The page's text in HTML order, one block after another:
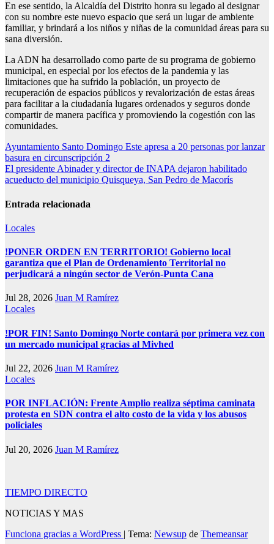
En ese sentido, la Alcaldía del Distrito honra su legado al designar
con su nombre este nuevo espacio que será un lugar de ambiente
familiar, y brindará a los niños y niñas de la comunidad áreas para su
sana diversión.
La ADN ha desarrollado como parte de su programa de gobierno
municipal, en especial por los efectos de la pandemia y las
limitaciones que ha sufrido la población, un proyecto de
recuperación de espacios públicos y revalorización de estas áreas
para facilitar a la ciudadanía lugares ordenados y seguros donde
compartir de manera pacífica y promoviendo la cogestión con las
comunidades.
Navegación
de
entradas
Ayuntamiento Santo Domingo Este apresa a 20 personas por lanzar
basura en circunscripción 2
El presidente Abinader y director de INAPA dejaron habilitado
acueducto del municipio Quisqueya, San Pedro de Macorís
Entrada relacionada
Locales
!PONER ORDEN EN TERRITORIO! Gobierno local
garantiza que el Plan de Ordenamiento Territorial no
perjudicará a ningún sector de Verón-Punta Cana
Jul 28, 2026 Juan M Ramírez
Locales
!POR FIN! Santo Domingo Norte contará por primera vez con
un mercado municipal gracias al Mivhed
Jul 22, 2026 Juan M Ramírez
Locales
POR INFLACIÓN: Frente Amplio realiza séptima caminata
protesta en SDN contra el alto costo de la vida y los abusos
policiales
Jul 20, 2026 Juan M Ramírez
TIEMPO DIRECTO
NOTICIAS Y MAS
Funciona gracias a WordPress | Tema: Newsup de Themeansar